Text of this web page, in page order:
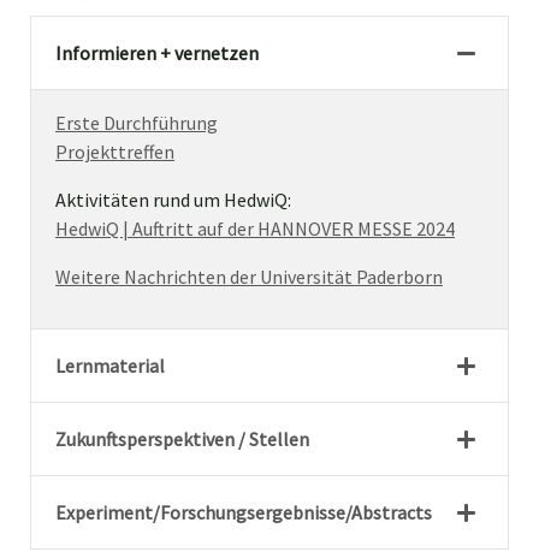
Informieren + vernetzen
Erste Durchführung
Projekttreffen
Aktivitäten rund um HedwiQ:
HedwiQ | Auftritt auf der HANNOVER MESSE 2024
Wei­te­re Nach­rich­ten der Uni­ver­si­tät Pa­der­born
Lernmaterial
Zukunftsperspektiven / Stellen
Experiment/Forschungsergebnisse/Abstracts